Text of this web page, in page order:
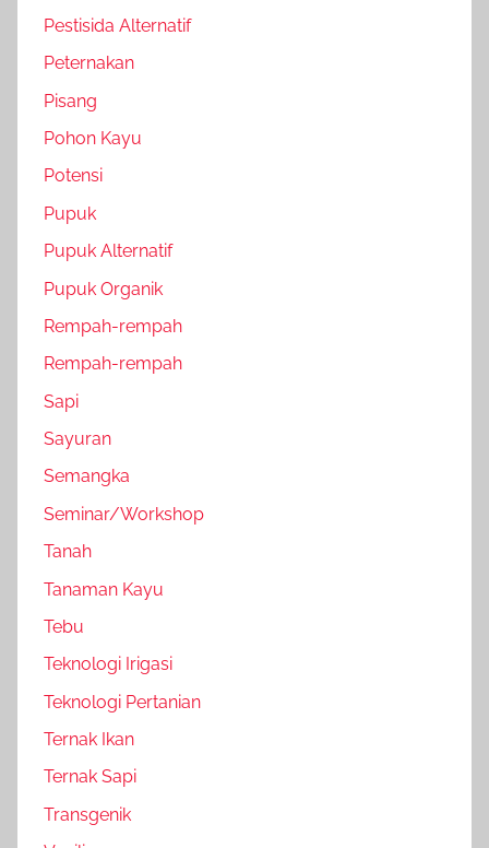
Pestisida Alternatif
Peternakan
Pisang
Pohon Kayu
Potensi
Pupuk
Pupuk Alternatif
Pupuk Organik
Rempah-rempah
Rempah-rempah
Sapi
Sayuran
Semangka
Seminar/Workshop
Tanah
Tanaman Kayu
Tebu
Teknologi Irigasi
Teknologi Pertanian
Ternak Ikan
Ternak Sapi
Transgenik